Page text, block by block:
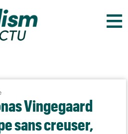
≡
Vingegaard
sans creuser,